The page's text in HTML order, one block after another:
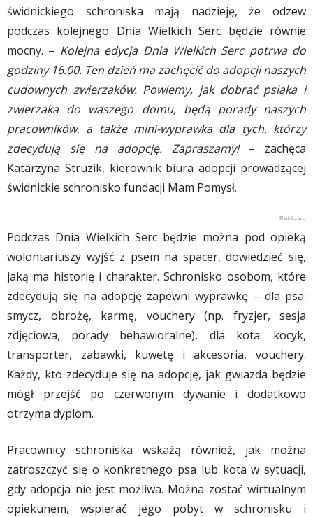
świdnickiego schroniska mają nadzieję, że odzew
podczas kolejnego Dnia Wielkich Serc będzie równie
mocny. – Kolejna edycja Dnia Wielkich Serc potrwa do
godziny 16.00. Ten dzień ma zachęcić do adopcji naszych
cudownych zwierzaków. Powiemy, jak dobrać psiaka i
zwierzaka do waszego domu, będą porady naszych
pracowników, a także mini-wyprawka dla tych, którzy
zdecydują się na adopcję. Zapraszamy!– zachęca
Katarzyna Struzik, kierownik biura adopcji prowadzącej
świdnickie schronisko fundacji Mam Pomysł.
Podczas Dnia Wielkich Serc będzie można pod opieką
wolontariuszy wyjść z psem na spacer, dowiedzieć się,
jaką ma historię i charakter. Schronisko osobom, które
zdecydują się na adopcję zapewni wyprawkę – dla psa:
smycz, obrożę, karmę, vouchery (np. fryzjer, sesja
zdjęciowa, porady behawioralne), dla kota: kocyk,
transporter, zabawki, kuwetę i akcesoria, vouchery.
Każdy, kto zdecyduje się na adopcję, jak gwiazda będzie
mógł przejść po czerwonym dywanie i dodatkowo
otrzyma dyplom.
Pracownicy schroniska wskażą również, jak można
zatroszczyć się o konkretnego psa lub kota w sytuacji,
gdy adopcja nie jest możliwa. Można zostać wirtualnym
opiekunem, wspierać jego pobyt w schronisku i